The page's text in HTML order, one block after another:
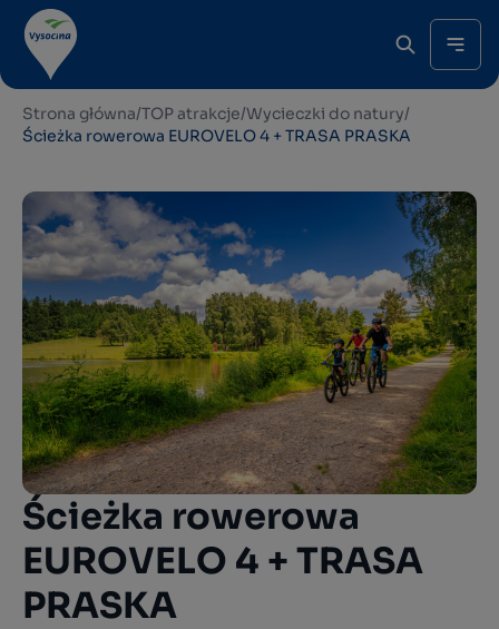
Strona główna/TOP atrakcje/Wycieczki do natury/
Ścieżka rowerowa EUROVELO 4 + TRASA PRASKA
Ścieżka rowerowa
EUROVELO 4 + TRASA
PRASKA